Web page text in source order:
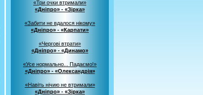
«Три очки втримали»
«Дніпро» - «Зірка»
«Забити не вдалося нікому»
«Дніпро» - «Карпати»
«Чергові втрати»
«Дніпро» - «Динамо»
«Усе нормально... Падаємо!»
«Дніпро» - «Олександрія»
«Навіть нічию не втримали»
«Дніпро» - «Зірка»